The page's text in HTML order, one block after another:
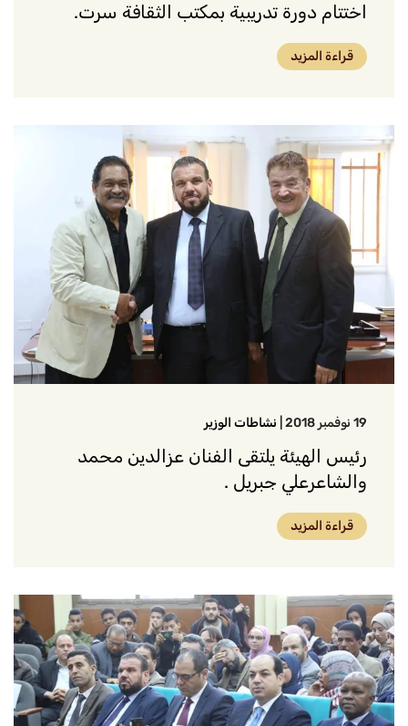
اختتام دورة تدريبية بمكتب الثقافة سرت.
قراءة المزيد
19 نوفمبر 2018 نشاطات الوزير
رئيس الهيئة يلتقى الفنان عزالدين محمد
والشاعرعلي جبريل .
قراءة المزيد